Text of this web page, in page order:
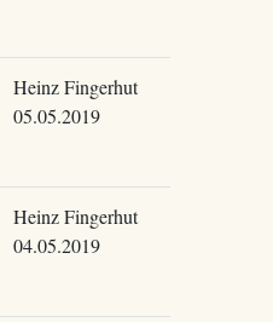
Heinz Fingerhut
05.05.2019
Heinz Fingerhut
04.05.2019